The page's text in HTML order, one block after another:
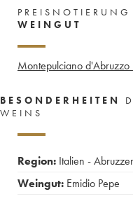
WEINGUT
Montepulciano d'Abruzzo
BESONDERHEITEN
WEINS
Region: Italien -
Weingut: Emidio Pepe